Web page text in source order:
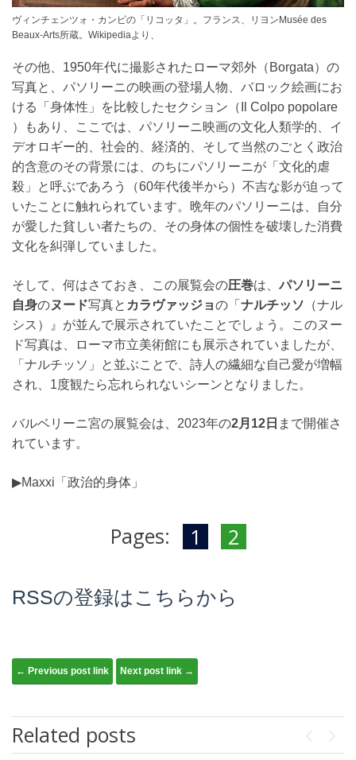
ヴィンチェンツォ・カンピの「リコッタ」。フランス、リヨンMusée des
Beaux-Arts所蔵。Wikipediaより、
その他、1950年代に撮影されたローマ郊外（Borgata）の
写真と、パソリーニの映画の登場人物、バロック絵画にお
ける「身体性」を比較したセクション（Il Colpo popolare
）もあり、ここでは、パソリーニ映画の文化人類学的、イ
デオロギー的、社会的、経済的、そして当然のごとく政治
的含意のその背景には、のちにパソリーニが「文化的虐
殺」と呼ぶであろう（60年代後半から）不吉な影が迫って
いたことに触れられています。晩年のパソリーニは、自分
が愛した貧しい者たちの、その身体の個性を破壊した消費
文化を糾弾していました。
そして、何はさておき、この展覧会の圧巻は、 パソリーニ
自身のヌード写真と カラヴァッジョの「 ナルチッソ （ナル
シス）』が並んで展示されていたことでしょう。このヌー
ド写真は、ローマ市立美術館にも展示されていましたが、
「ナルチッソ」と並ぶことで、詩人の繊細な自己愛が増幅
され、1度観たら忘れられないシーンとなりました。
バルベリーニ宮の展覧会は、2023年の2月12日 まで開催さ
れています。
▶︎Maxxi「政治的身体」
Pages: 1 2
RSSの登録はこちらから
Post navigation
← Previous post link Next post link →
Related posts